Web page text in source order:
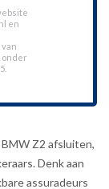
en
onder
Z2 afsluiten,
Denk aan
assuradeurs